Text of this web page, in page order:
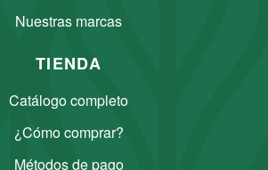
Nuestras marcas
TIENDA
Catálogo completo
¿Cómo comprar?
Métodos de pago